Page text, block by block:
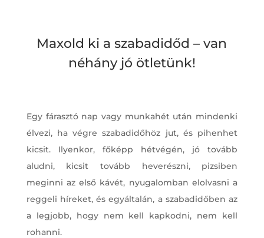
Maxold ki a szabadidőd – van
néhány jó ötletünk!
Egy fárasztó nap vagy munkahét után mindenki
élvezi, ha végre szabadidőhöz jut, és pihenhet
kicsit. Ilyenkor, főképp hétvégén, jó tovább
aludni, kicsit tovább heverészni, pizsiben
meginni az első kávét, nyugalomban elolvasni a
reggeli híreket, és egyáltalán, a szabadidőben az
a legjobb, hogy nem kell kapkodni, nem kell
rohanni.